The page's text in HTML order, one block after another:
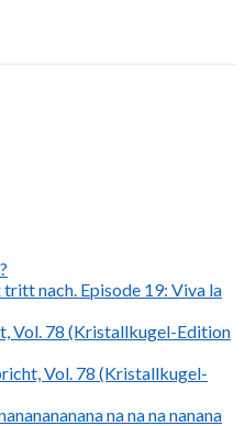
tritt nach. Episode 19: Viva la
Vol. 78 (Kristallkugel-Edition
Vol. 78 (Kristallkugel-
na na na nanana